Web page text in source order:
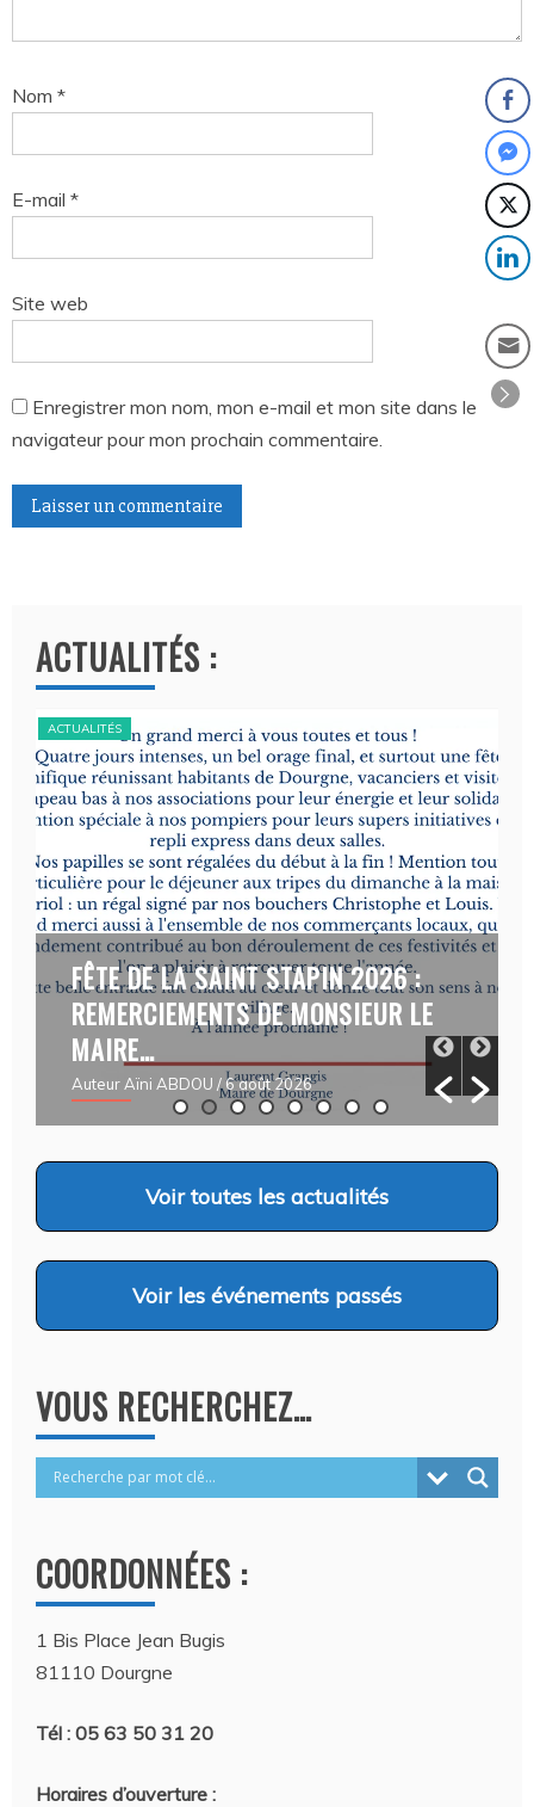
Nom *
E-mail *
Site web
Enregistrer mon nom, mon e-mail et mon site dans le
navigateur pour mon prochain commentaire.
ACTUALITÉS :
ACTUALITÉS
FÊTE DE LA SAINT STAPIN 2026 :
REMERCIEMENTS DE MONSIEUR LE
MAIRE…
Auteur Aïni ABDOU / 6 août 2026
Voirtoutes les actualités
Voir les événements passés
VOUS RECHERCHEZ…
COORDONNÉES :
1 Bis Place Jean Bugis
81110 Dourgne
Tél : 05 63 50 31 20
Horaires d’ouverture :